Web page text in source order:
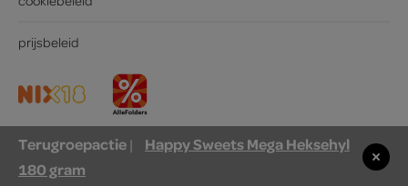
prijsbeleid
Terugroepactie|
Happy Sweets Mega Heksehyl
180 gram